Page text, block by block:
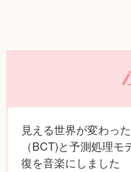
見える世界が変わっ
（BCT)と予測処理
復を音楽にしました